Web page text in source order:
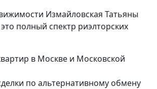
Измайловская Татьяны
полный спектр риэлторских
в Москве и Московской
по альтернативному обмену